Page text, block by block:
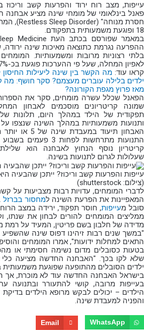
עייפות, מצב רוח ירוד והפרעות קשב
פאנל בינלאומי של מומחי שינה מציע
18 ופוגעת משמעותית בתפקודם.
ההפרעה נגרמת כתוצאה מאיכות שינה ירודה,
בלתי רצוניות מרובות ומשמעותיות.
לאפיון המחלה, שעל פי ההערכות פוגעת בכ-7% מהילדים.
קראו עוד: מה הקשר בין שינה ליעילות
ילדים בלילה עוברים מעצמם? סקר חושף: מה
מאז פרוץ מגפת הקורונה?
הפאנל שכלל עשרה מומחים, סקר את
שמונה קריטריונים מוסכמים לאבחון
תפקודית של הילד במהלך היום, תלונות
ותנועות משמעותיות במהלך השינה שנצפו על
האבחון תיעוד
קריטריון נוסף הנחוץ לאבחנה הוא
שעלולות לגרום לתנועות בשינה.
עייפות והפרעות קשב וריכוז? ייתכן שהבעיה
(צילום: shutterstock
)
לדברי המומחים, עדויות רבות מצביעות על
המאפיינות את הפרעת השינה למחסור בברזל
סובל מעייפות, חוסר תפקוד, ירידה במצב
ממליצים המומחים להורים לבחון את שנתו,
מדידה של חלבון בשם פריטין, המעיד על רמת
"במשך שנים רבות זיהינו דפוס שינה
התאים למחלות ידועות", אמרו המומחים
בטעות כסובלים מדום נשימה חסימתי או
שלא לקו בכך. "האבחנה החדשה מציעה כלי
ילדים הסובלים מהתופעה שפוגעת משמעותית
בישראל האבחנה החדשה עוד לא מוכרת, אך
בעייפות מרובה, קושי להתעורר ובתנועה
הילדים – יכולים לבקש מרופא הילדים בדיקת
והפניה למעבדת שינה.
WhatsApp
Email